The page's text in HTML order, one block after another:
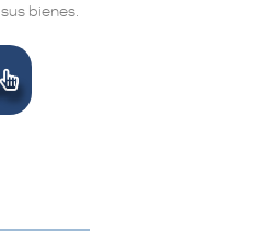
bienes.